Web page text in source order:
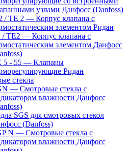
узлами Данфосс (Danfoss)
/ TE 2 — Корпус клапана с
элементом Ридан
/ TE2 — Корпус клапана с
элементом Данфосс
5 - 55 — Клапаны
Ридан
стекла
— Смотровые стекла с
влажности Данфосс
SGS для смотровых стекол
(Danfoss)
N — Смотровые стекла с
влажности Данфосс